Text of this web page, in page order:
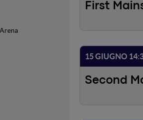
First
15 GIUGNO
Second